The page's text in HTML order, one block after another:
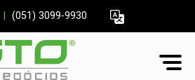
(051) 3099-9930